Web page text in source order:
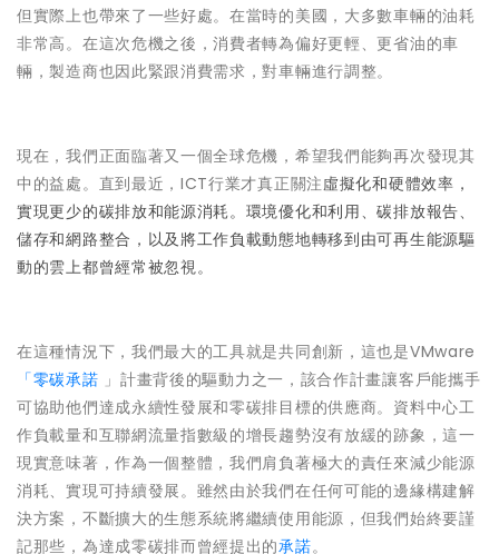
但實際上也帶來了一些好處。在當時的美國，大多數車輛的油耗
非常高。在這次危機之後，消費者轉為偏好更輕、更省油的車
輛，製造商也因此緊跟消費需求，對車輛進行調整。
現在，我們正面臨著又一個全球危機，希望我們能夠再次發現其
中的益處。直到最近，ICT行業才真正關注虛擬化和硬體效率，
實現更少的碳排放和能源消耗。環境優化和利用、碳排放報告、
儲存和網路整合，以及將工作負載動態地轉移到由可再生能源驅
動的雲上都曾經常被忽視。
在這種情況下，我們最大的工具就是共同創新，這也是VMware
「零碳承諾 」計畫背後的驅動力之一，該合作計畫讓客戶能攜手
可協助他們達成永續性發展和零碳排目標的供應商。資料中心工
作負載量和互聯網流量指數級的增長趨勢沒有放緩的跡象，這一
現實意味著，作為一個整體，我們肩負著極大的責任來減少能源
消耗、實現可持續發展。雖然由於我們在任何可能的邊緣構建解
決方案，不斷擴大的生態系統將繼續使用能源，但我們始終要謹
記那些，為達成零碳排而曾經提出的承諾。